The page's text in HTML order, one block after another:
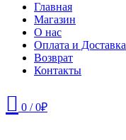
Главная
Магазин
О нас
Оплата и Доставка
Возврат
Контакты
0 / 0₽